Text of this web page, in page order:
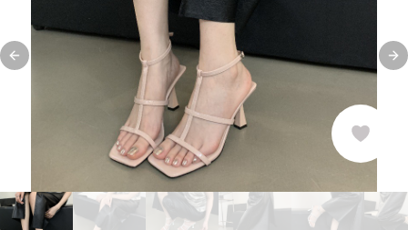
Previous slide